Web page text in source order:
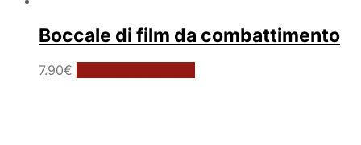
Boccale di film da combattimento
7.90€